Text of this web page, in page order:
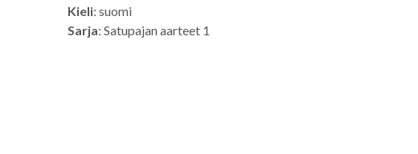
Kieli: suomi
Sarja: Satupajan aarteet 1